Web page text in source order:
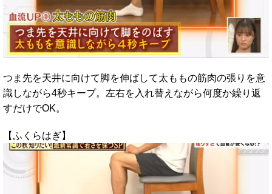
つま先を天井に向けて脚を伸ばして太ももの筋肉の張りを意
識しながら4秒キープ。左右を入れ替えながら何度か繰り返
すだけでOK。
【ふくらはぎ】